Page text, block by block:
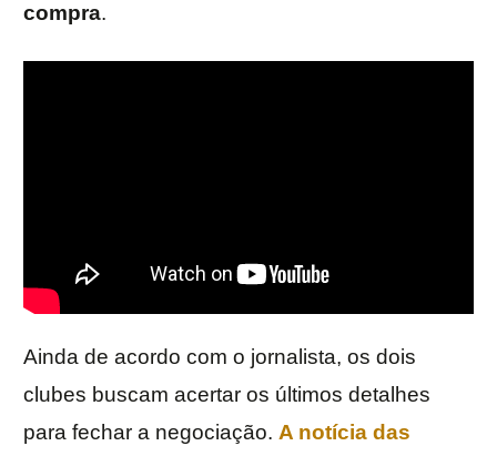
compra.
Ainda de acordo com o jornalista, os dois
clubes buscam acertar os últimos detalhes
para fechar a negociação. A notícia das